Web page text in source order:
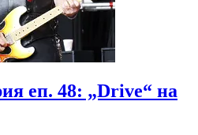
еп. 48: „Drive“ на